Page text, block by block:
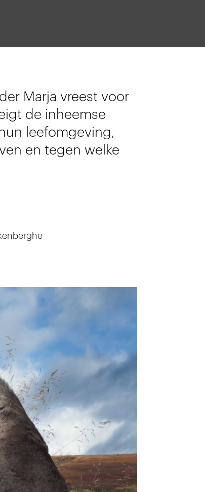
Marja vreest voor
de inheemse
leefomgeving,
en tegen welke